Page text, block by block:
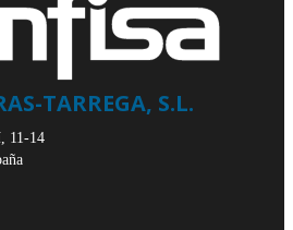
TARREGA, S.L.
11-14